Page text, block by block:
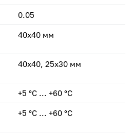
0.05
40х40 мм
40х40, 25х30 мм
+5 °С ... +60 °С
+5 °C ... +60 °C